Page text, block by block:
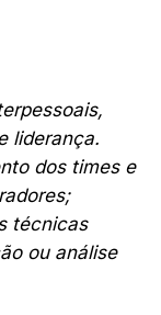
liderança.
dos times e
técnicas
ou análise